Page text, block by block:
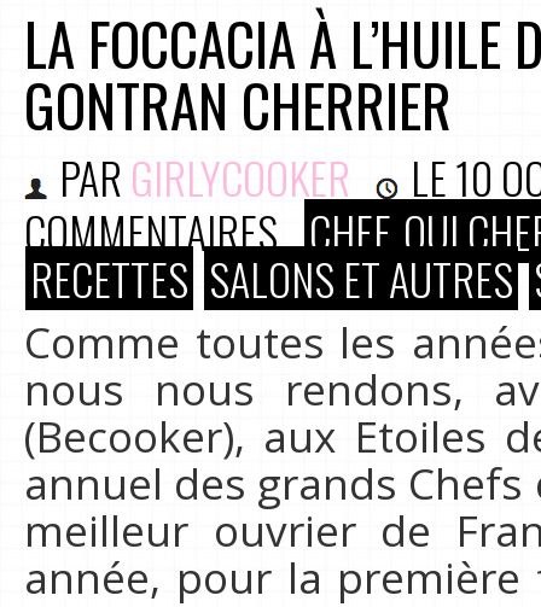
LA FOCCACIA À L’HUILE
GONTRAN CHERRIER
PAR GIRLYCOOKER LE10
COMMENTAIRES CHEF, OUI
RECETTES SALONS ET AUTRES
Comme toutes les
nous nous rendons,
(Becooker), aux Etoiles
annuel des grands
meilleur ouvrier de
année, pour la